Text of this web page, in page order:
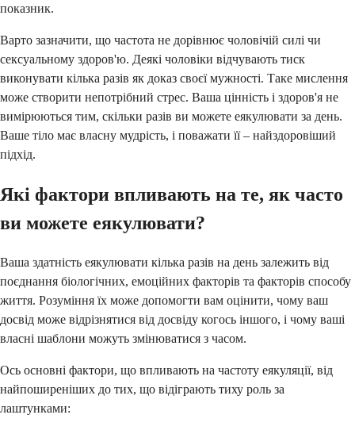
показник.
Варто зазначити, що частота не дорівнює чоловічій силі чи
сексуальному здоров'ю. Деякі чоловіки відчувають тиск
виконувати кілька разів як доказ своєї мужності. Таке мислення
може створити непотрібний стрес. Ваша цінність і здоров'я не
вимірюються тим, скільки разів ви можете еякулювати за день.
Ваше тіло має власну мудрість, і поважати її – найздоровіший
підхід.
Які фактори впливають на те, як часто
ви можете еякулювати?
Ваша здатність еякулювати кілька разів на день залежить від
поєднання біологічних, емоційних факторів та факторів способу
життя. Розуміння їх може допомогти вам оцінити, чому ваш
досвід може відрізнятися від досвіду когось іншого, і чому ваші
власні шаблони можуть змінюватися з часом.
Ось основні фактори, що впливають на частоту еякуляції, від
найпоширеніших до тих, що відіграють тиху роль за
лаштунками: